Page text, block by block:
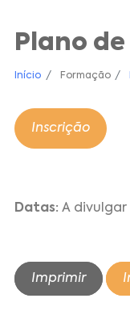
Plano
Início Formação
Inscrição
Datas:A divulgar
Imprimir